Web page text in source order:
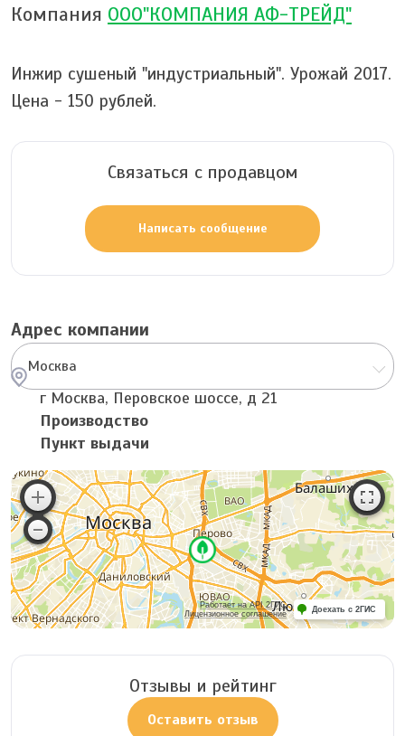
Компания ООО"КОМПАНИЯ АФ-ТРЕЙД"
Инжир сушеный "индустриальный". Урожай 2017.
Цена - 150 рублей.
Связаться с продавцом
Написать сообщение
Адрес компании
Москва
г Москва, Перовское шоссе, д 21
Производство
Пункт выдачи
Работает на API 2ГИС
Лицензионное соглашение
Доехать с 2ГИС
Отзывы и рейтинг
Оставить отзыв